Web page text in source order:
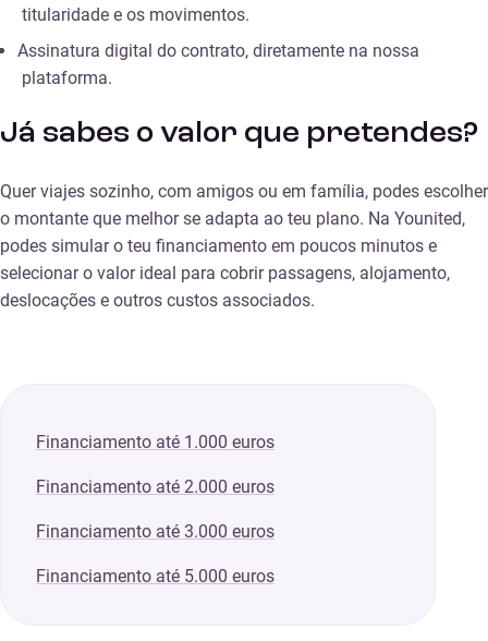
titularidade e os movimentos.
Assinatura digital do contrato, diretamente na nossa
plataforma.
Já sabes o valor que pretendes?
Quer viajes sozinho, com amigos ou em família, podes escolher
o montante que melhor se adapta ao teu plano. Na Younited,
podes simular o teu financiamento em poucos minutos e
selecionar o valor ideal para cobrir passagens, alojamento,
deslocações e outros custos associados.
Financiamento até 1.000 euros
Financiamento até 2.000 euros
Financiamento até 3.000 euros
Financiamento até 5.000 euros